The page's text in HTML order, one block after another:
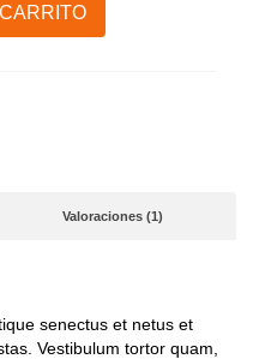
Valoraciones (1)
senectus et netus et
Vestibulum tortor quam,